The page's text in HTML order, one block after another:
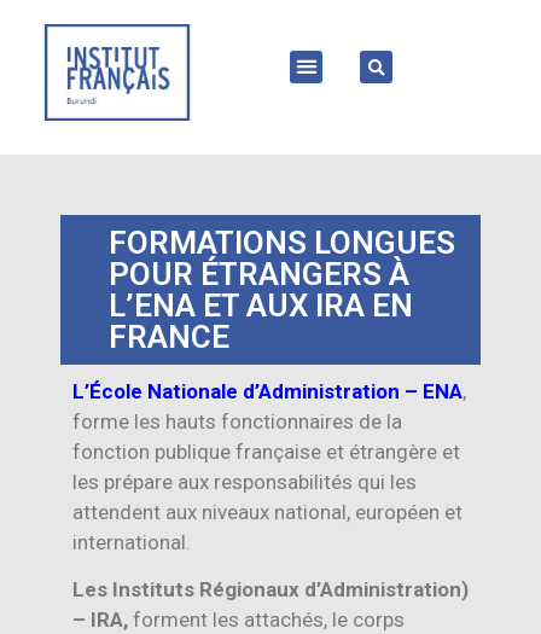
FORMATIONS LONGUES
POUR ÉTRANGERS À
L’ENA ET AUX IRA EN
FRANCE
L’École Nationale d’Administration – ENA,
forme les hauts fonctionnaires de la
fonction publique française et étrangère et
les prépare aux responsabilités qui les
attendent aux niveaux national, européen et
international.
Les Instituts Régionaux d’Administration)
– IRA, forment les attachés, le corps